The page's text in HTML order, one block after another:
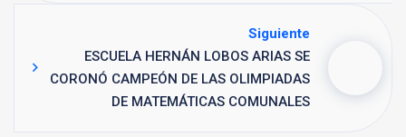
Siguiente
ESCUELA HERNÁN LOBOS ARIAS SE
CORONÓ CAMPEÓN DE LAS OLIMPIADAS
DE MATEMÁTICAS COMUNALES